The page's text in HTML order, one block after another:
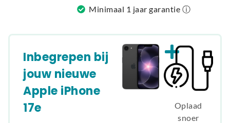
Minimaal 1 jaar garantie ⓘ
Inbegrepen bij
jouw nieuwe
Apple iPhone
17e
Oplaad
snoer